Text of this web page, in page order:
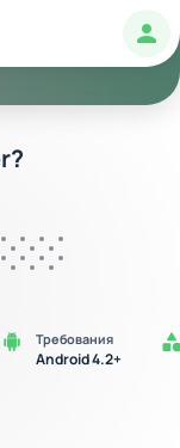
Требования
Android 4.2+